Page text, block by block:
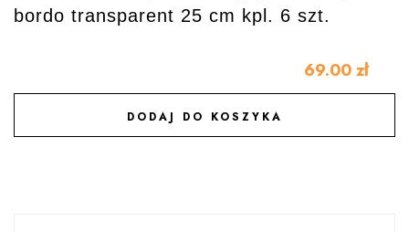
bordo transparent 25 cm kpl. 6 szt.
69.00 zł
DODAJ DO KOSZYKA
DODAJ DO ULUBIONYCH